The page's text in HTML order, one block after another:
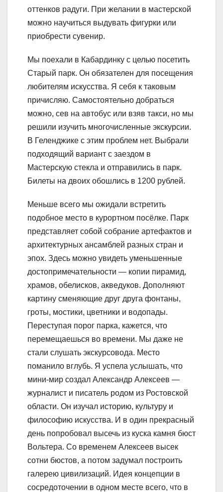
оттенков радуги. При желании в мастерской
можно научиться выдувать фигурки или
приобрести сувенир.
Мы поехали в Кабардинку с целью посетить
Старый парк. Он обязателен для посещения
любителям искусства. Я себя к таковым
причисляю. Самостоятельно добраться
можно, сев на автобус или взяв такси, но мы
решили изучить многочисленные экскурсии.
В Геленджике с этим проблем нет. Выбрали
подходящий вариант с заездом в
Мастерскую стекла и отправились в парк.
Билеты на двоих обошлись в 1200 рублей.
Меньше всего мы ожидали встретить
подобное место в курортном посёлке. Парк
представляет собой собрание артефактов и
архитектурных ансамблей разных стран и
эпох. Здесь можно увидеть уменьшенные
достопримечательности — копии пирамид,
храмов, обелисков, акведуков. Дополняют
картину сменяющие друг друга фонтаны,
гроты, мостики, цветники и водопады.
Переступая порог парка, кажется, что
перемещаешься во времени. Мы даже не
стали слушать экскурсовода. Место
поманило вглубь. Я успела услышать, что
мини-мир создал Александр Алексеев —
журналист и писатель родом из Ростовской
области. Он изучал историю, культуру и
философию искусства. И в один прекрасный
день попробовал высечь из куска камня бюст
Вольтера. Со временем Алексеев высек
сотни бюстов, а потом задумал построить
галерею цивилизаций. Идея концепции в
сосредоточении в одном месте всего, что в